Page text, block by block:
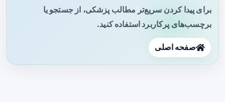
برای پیدا کردن سریع‌تر مطالب پزشکی، از جستجو یا
برچسب‌های پرکاربرد استفاده کنید.
صفحه اصلی